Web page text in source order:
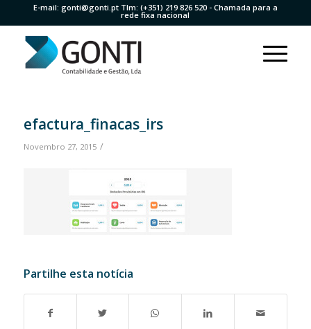
E-mail: gonti@gonti.ptTlm: (+351) 219 826 520- Chamada para a
rede fixa nacional
efactura_finacas_irs
Novembro 27, 2015 /
Partilhe esta notícia